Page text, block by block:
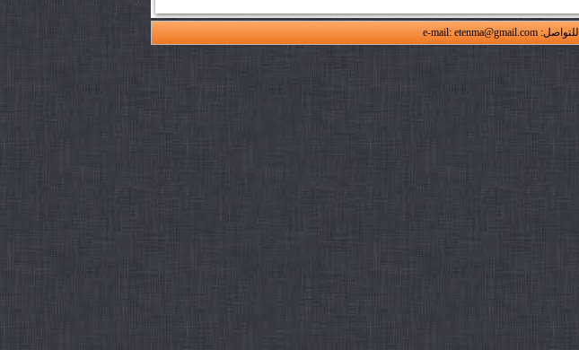
للتواصل: e-mail: etenma@gmail.com